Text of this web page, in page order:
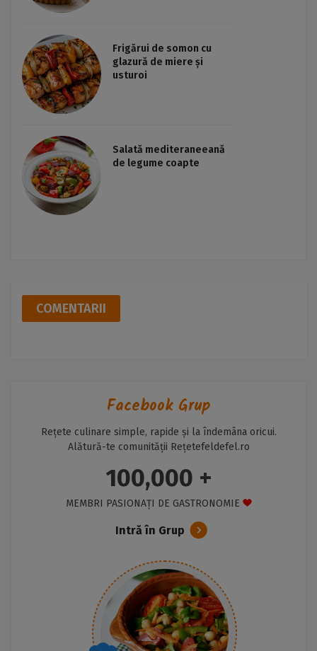
Frigărui de somon cu
glazură de miere și
usturoi
Salată mediteraneeană
de legume coapte
COMENTARII
Facebook Grup
Rețete culinare simple, rapide și la îndemâna oricui.
Alătură-te comunității Rețetefeldefel.ro
100,000 +
MEMBRI PASIONAȚI DE GASTRONOMIE
Intră în Grup